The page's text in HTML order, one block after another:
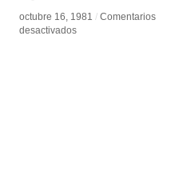
octubre 16, 1981 / Comentarios
desactivadosen
octubre 16, 1981 / Comentarios
desactivadosen